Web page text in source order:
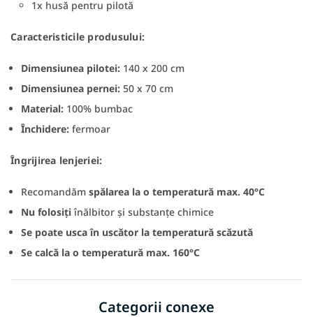
1x husă pentru pilotă
Caracteristicile produsului:
Dimensiunea pilotei: 140 x 200 cm
Dimensiunea pernei: 50 x 70 cm
Material: 100% bumbac
Închidere: fermoar
Îngrijirea lenjeriei:
Recomandăm spălarea la o temperatură max. 40°C
Nu folosițiînălbitor și substanțe chimice
Se poate usca în uscător la temperatură scăzută
Se calcă la o temperatură max. 160°C
Categorii conexe